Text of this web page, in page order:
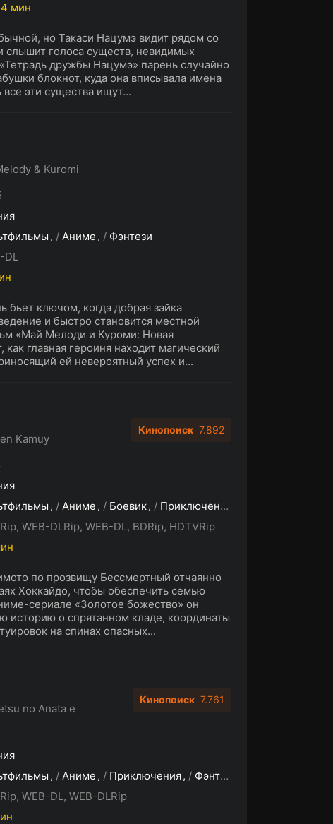
мин
но Такаси Нацумэ видит рядом со
слышит голоса существ, невидимых
дружбы Нацумэ» парень случайно
блокнот, куда она вписывала имена
эти существа ищут...
& Kuromi
/ Аниме / Фэнтези
DL
бьет ключом, когда добрая зайка
и быстро становится местной
«Май Мелоди и Куроми: Новая
как главная героиня находит магический
ей невероятный успех и...
Kamuy
/ Аниме / Боевик / Приключения
WEB-DLRip, WEB-DL, BDRip, HDTVRip
по прозвищу Бессмертный отчаянно
Хоккайдо, чтобы обеспечить семью
сериале «Золотое божество» он
историю о спрятанном кладе, координаты
на спинах опасных...
Кинопоиск 7.892
no Anata e
/ Аниме / Приключения / Фэнтези
WEB-DL, WEB-DLRip
Кинопоиск 7.761